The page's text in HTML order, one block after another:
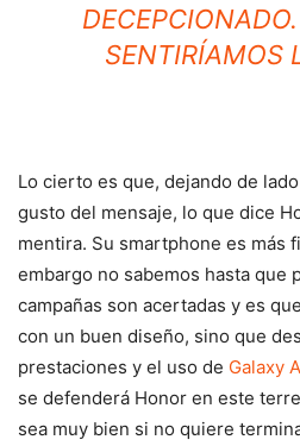
SENTIRÍAMOS
Lo cierto es que, dejando de
gusto del mensaje, lo que dice
mentira. Su smartphone es más
embargo no sabemos hasta que
campañas son acertadas y es
con un buen diseño, sino que
prestaciones y el uso de Galaxy
se defenderá Honor en este
sea muy bien si no quiere